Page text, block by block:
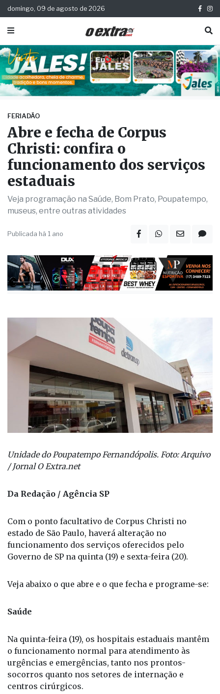
domingo, 09 de agosto de 2026
FERIADÃO
Abre e fecha de Corpus
Christi: confira o
funcionamento dos serviços
estaduais
Veja programação na Saúde, Bom Prato, Poupatempo,
museus, entre outras atividades
Publicada há 1 ano
Unidade do Poupatempo Fernandópolis. Foto: Arquivo
/ Jornal O Extra.net
Da Redação / Agência SP
Com o ponto facultativo de Corpus Christi no
estado de São Paulo, haverá alteração no
funcionamento dos serviços oferecidos pelo
Governo de SP na quinta (19) e sexta-feira (20).
Veja abaixo o que abre e o que fecha e programe-se:
Saúde
Na quinta-feira (19), os hospitais estaduais mantêm
o funcionamento normal para atendimento às
urgências e emergências, tanto nos prontos-
socorros quanto nos setores de internação e
centros cirúrgicos.